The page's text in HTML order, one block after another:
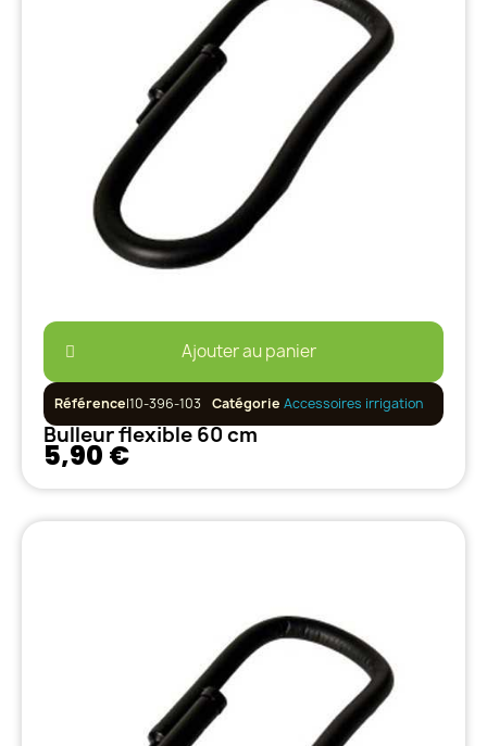
Ajouter au panier
RéférenceI10-396-103 Catégorie Accessoires irrigation
Bulleur flexible 60 cm
5,90 €